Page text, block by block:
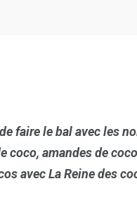
faire le bal avec les
amandes de
avec La Reine des